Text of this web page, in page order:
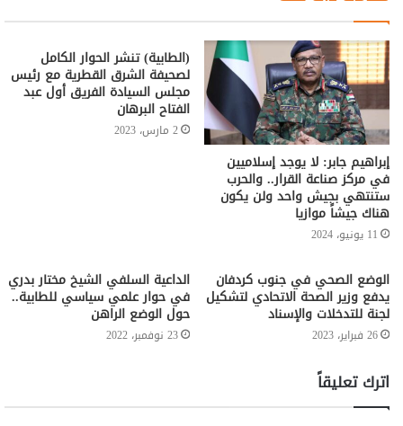
إبراهيم جابر: لا يوجد إسلاميين
في مركز صناعة القرار.. والحرب
ستنتهي بجيش واحد ولن يكون
هناك جيشاً موازيا
11 يونيو، 2024
(الطابية) تنشر الحوار الكامل
لصحيفة الشرق القطرية مع رئيس
مجلس السيادة الفريق أول عبد
الفتاح البرهان
2 مارس، 2023
الوضع الصحي في جنوب كردفان
يدفع وزير الصحة الاتحادي لتشكيل
لجنة للتدخلات والإسناد
26 فبراير، 2023
الداعية السلفي الشيخ مختار بدري
في حوار علمي سياسي للطابية..
حول الوضع الراهن
23 نوفمبر، 2022
اترك تعليقاً